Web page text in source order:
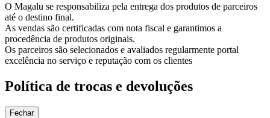
O Magalu se responsabiliza pela entrega dos produtos de parceiros
até o destino final.
As vendas são certificadas com nota fiscal e garantimos a
procedência de produtos originais.
Os parceiros são selecionados e avaliados regularmente portal
excelência no serviço e reputação com os clientes
Política de trocas e devoluções
Fechar